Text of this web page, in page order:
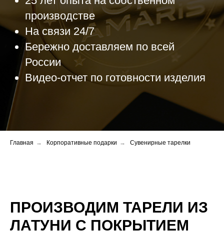
производстве
На связи 24/7
Бережно доставляем по всей
России
Видео-отчет по готовности изделия
Главная → Корпоративные подарки → Сувенирные тарелки
ПРОИЗВОДИМ ТАРЕЛИ ИЗ
ЛАТУНИ С ПОКРЫТИЕМ